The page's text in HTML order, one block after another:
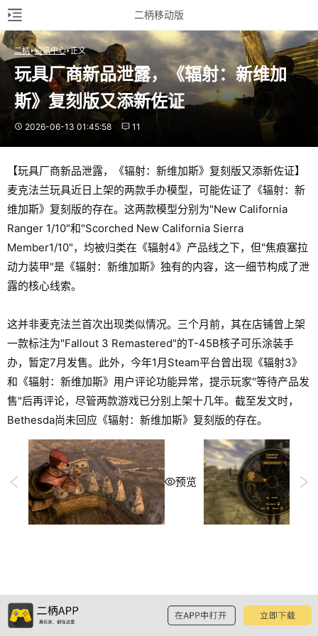
二柄移动版
二柄 资讯中心 正文
玩具厂商新品泄露，《辐射：新维加
斯》复刻版又添新佐证
2026-06-13 01:45:58 11
【玩具厂商新品泄露，《辐射：新维加斯》复刻版又添新佐证】
麦克法兰玩具近日上架的两款手办模型，可能佐证了《辐射：新
维加斯》复刻版的存在。这两款模型分别为"New California
Ranger 1/10"和"Scorched New California Sierra
Member1/10"，均被归类在《辐射4》产品线之下，但"焦痕塞拉
动力装甲"是《辐射：新维加斯》独有的内容，这一细节构成了泄
露的核心线索。
这并非麦克法兰首次出现类似情况。三个月前，其在店铺曾上架
一款标注为"Fallout 3 Remastered"的T-45B核子可乐涂装手
办，暂定7月发售。此外，今年1月Steam平台曾出现《辐射3》
和《辐射：新维加斯》用户评论功能异常，提示玩家"等待产品发
售"后再评论，尽管两款游戏已分别上架十几年。截至发文时，
Bethesda尚未回应《辐射：新维加斯》复刻版的存在。
预览